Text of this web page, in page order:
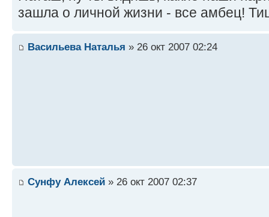
зашла о личной жизни - все амбец!
Васильева Наталья » 26 окт 2007 02:24
Сунфу Алексей » 26 окт 2007 02:37